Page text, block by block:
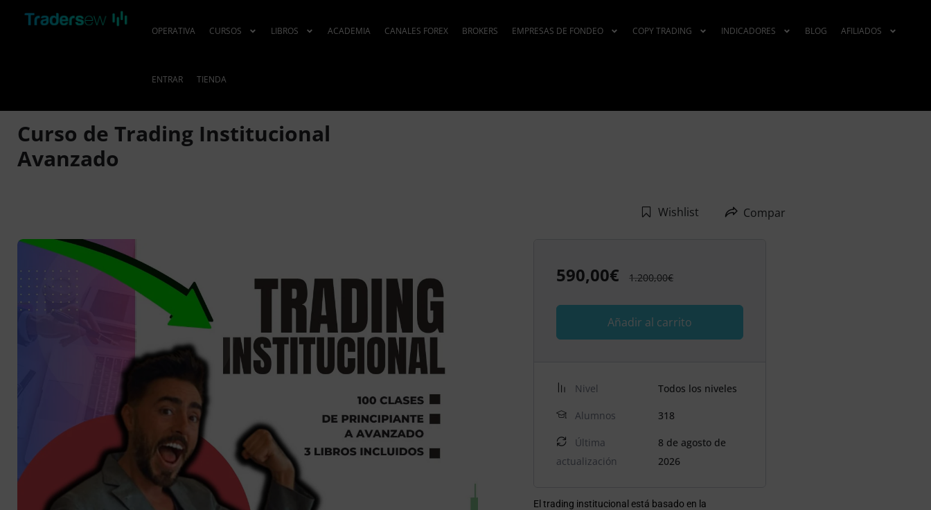
OPERATIVA CURSOS LIBROS ACADEMIA CANALES FOREX BROKERS EMPRESAS DE FONDEO COPY TRADING INDICADORES BLOG AFILIADOS
ENTRAR TIENDA
Curso de Trading Institucional
Avanzado
Wishlist Compartir
590,00€ 1.200,00€
Añadir al carrito
Nivel Todos los niveles
Alumnos 318
Última
actualización
8 de agosto de
2026
El trading institucional está basado en la